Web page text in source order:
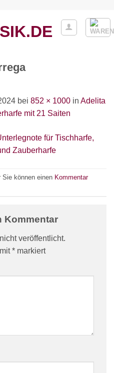
bei 852 × 1000 in Adelita
mit 21 Saiten
können einen Kommentar
Kommentar
veröffentlicht.
* markiert